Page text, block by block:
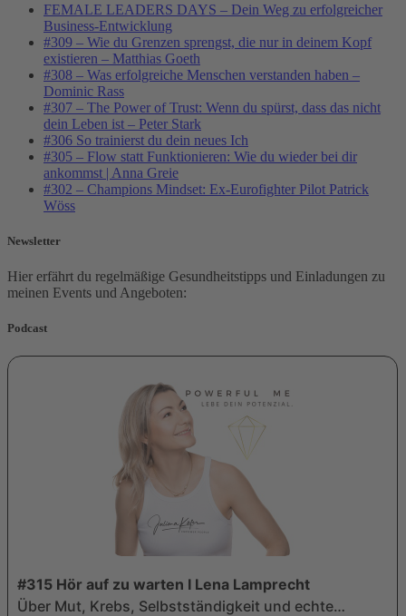
FEMALE LEADERS DAYS – Dein Weg zu erfolgreicher
Business-Entwicklung
#309 – Wie du Grenzen sprengst, die nur in deinem Kopf
existieren – Matthias Goeth
#308 – Was erfolgreiche Menschen verstanden haben –
Dominic Rass
#307 – The Power of Trust: Wenn du spürst, dass das nicht
dein Leben ist – Peter Stark
#306 So trainierst du dein neues Ich
#305 – Flow statt Funktionieren: Wie du wieder bei dir
ankommst | Anna Greie
#302 – Champions Mindset: Ex-Eurofighter Pilot Patrick
Wöss
Newsletter
Hier erfährt du regelmäßige Gesundheitstipps und Einladungen zu
meinen Events und Angeboten:
Podcast